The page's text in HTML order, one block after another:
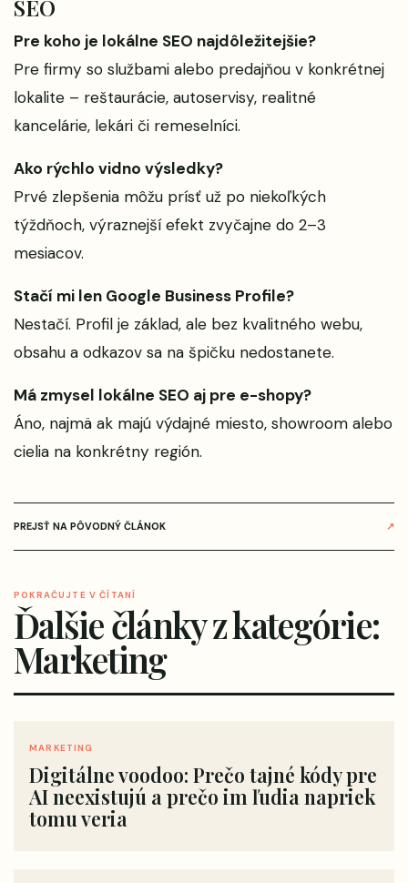
SEO
Pre koho je lokálne SEO najdôležitejšie?
Pre firmy so službami alebo predajňou v konkrétnej
lokalite – reštaurácie, autoservisy, realitné
kancelárie, lekári či remeselníci.
Ako rýchlo vidno výsledky?
Prvé zlepšenia môžu prísť už po niekoľkých
týždňoch, výraznejší efekt zvyčajne do 2–3
mesiacov.
Stačí mi len Google Business Profile?
Nestačí. Profil je základ, ale bez kvalitného webu,
obsahu a odkazov sa na špičku nedostanete.
Má zmysel lokálne SEO aj pre e-shopy?
Áno, najmä ak majú výdajné miesto, showroom alebo
cielia na konkrétny región.
PREJSŤ NA PÔVODNÝ ČLÁNOK ↗
POKRAČUJTE V ČÍTANÍ
Ďalšie články z kategórie:
Marketing
MARKETING
Digitálne voodoo: Prečo tajné kódy pre
AI neexistujú a prečo im ľudia napriek
tomu veria